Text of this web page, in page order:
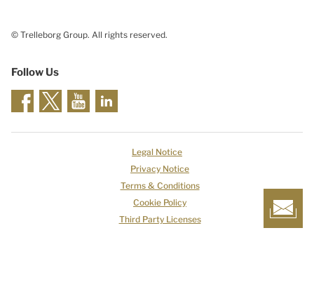
© Trelleborg Group. All rights reserved.
Follow Us
Legal Notice
Privacy Notice
Terms & Conditions
Cookie Policy
Third Party Licenses